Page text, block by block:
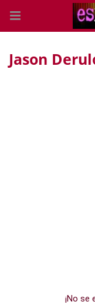
Jason
¡No se